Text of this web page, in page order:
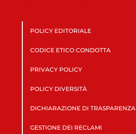
POLICY EDITORIALE
CODICE ETICO CONDOTTA
PRIVACY POLICY
POLICY DIVERSITÀ
DICHIARAZIONE DI TRASPARENZA
GESTIONE DEI RECLAMI